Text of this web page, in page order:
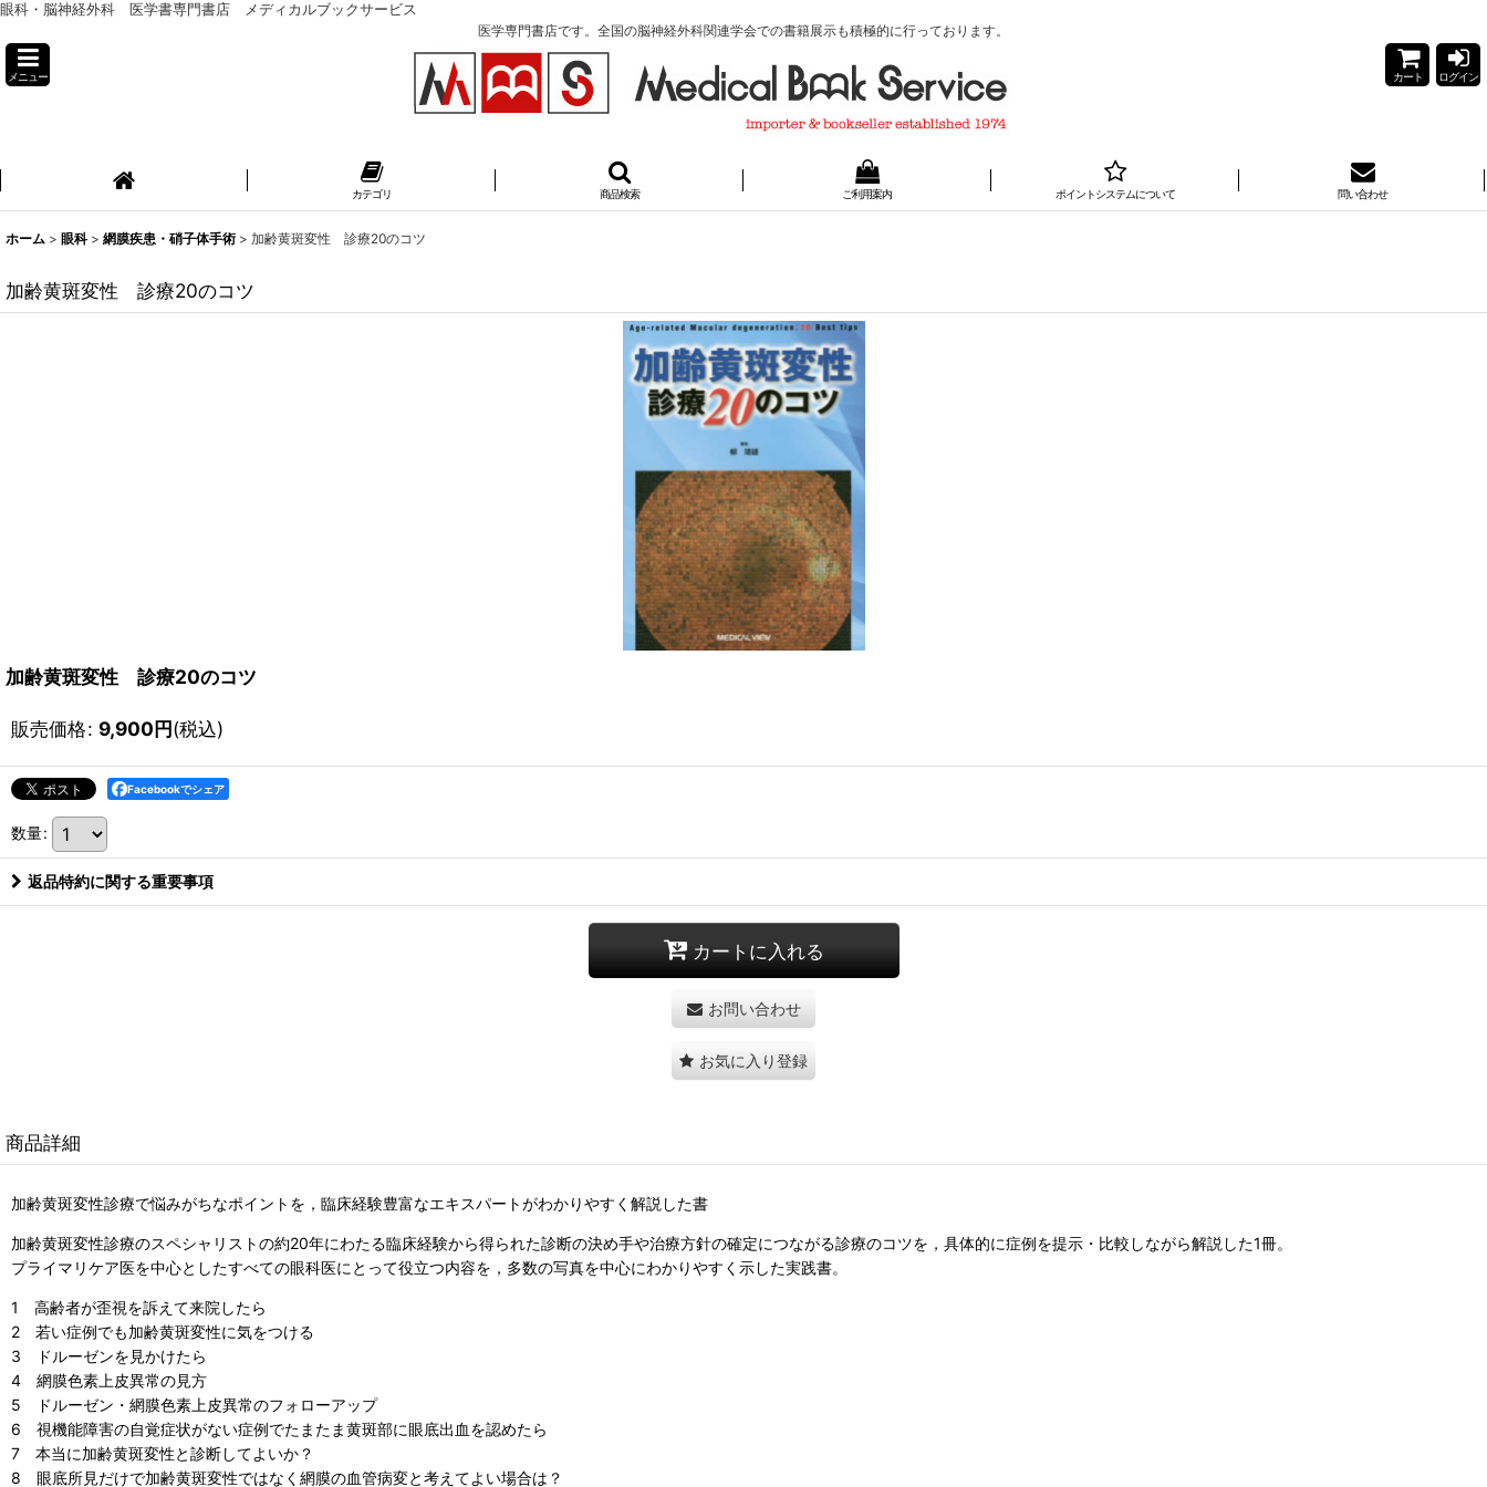
眼科・脳神経外科 医学書専門書店 メディカルブックサービス
医学専門書店です。全国の脳神経外科関連学会での書籍展示も積極的に行っております。
メニュー カート ログイン
カテゴリ 商品検索 ご利用案内 ポイントシステムについて 問い合わせ
ホーム > 眼科 > 網膜疾患・硝子体手術 > 加齢黄斑変性 診療20のコツ
加齢黄斑変性 診療20のコツ
加齢黄斑変性 診療20のコツ
販売価格: 9,900円(税込)
Facebookでシェア
数量:
返品特約に関する重要事項
カートに入れる
お問い合わせ
お気に入り登録
商品詳細
加齢黄斑変性診療で悩みがちなポイントを，臨床経験豊富なエキスパートがわかりやすく解説した書
加齢黄斑変性診療のスペシャリストの約20年にわたる臨床経験から得られた診断の決め手や治療方針の確定につながる診療のコツを，具体的に症例を提示・比較しながら解説した1冊。
プライマリケア医を中心としたすべての眼科医にとって役立つ内容を，多数の写真を中心にわかりやすく示した実践書。
1 高齢者が歪視を訴えて来院したら
2 若い症例でも加齢黄斑変性に気をつける
3 ドルーゼンを見かけたら
4 網膜色素上皮異常の見方
5 ドルーゼン・網膜色素上皮異常のフォローアップ
6 視機能障害の自覚症状がない症例でたまたま黄斑部に眼底出血を認めたら
7 本当に加齢黄斑変性と診断してよいか？
8 眼底所見だけで加齢黄斑変性ではなく網膜の血管病変と考えてよい場合は？